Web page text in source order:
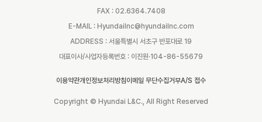
FAX : 02.6364.7408
E-MAIL : Hyundailnc@hyundailnc.com
ADDRESS : 서울특별시 서초구 반포대로 19
대표이사/사업자등록번호 : 이진원·104-86-55679
이용약관개인정보처리방침이메일 무단수집거부A/S 접수
Copyright © Hyundai L&C., All Right Reserved